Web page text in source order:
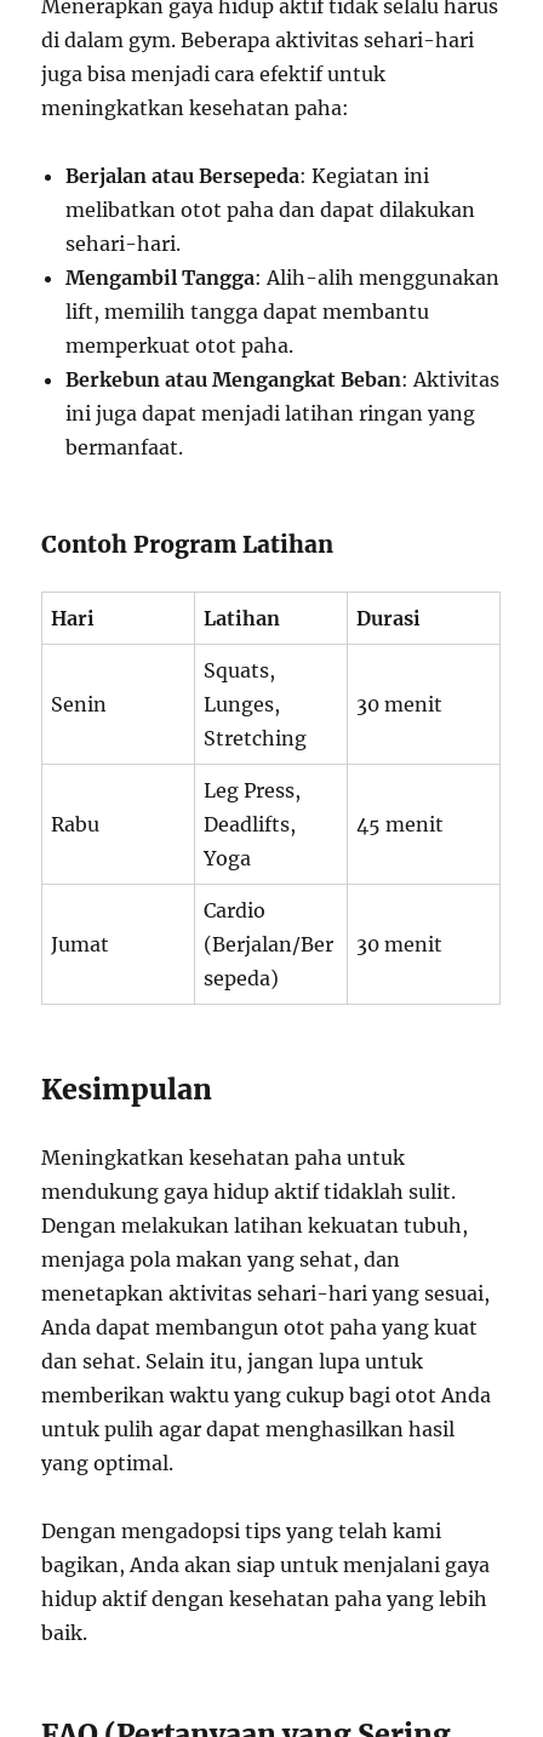
Menerapkan gaya hidup aktif tidak selalu harus
di dalam gym. Beberapa aktivitas sehari-hari
juga bisa menjadi cara efektif untuk
meningkatkan kesehatan paha:
Berjalan atau Bersepeda: Kegiatan ini
melibatkan otot paha dan dapat dilakukan
sehari-hari.
Mengambil Tangga: Alih-alih menggunakan
lift, memilih tangga dapat membantu
memperkuat otot paha.
Berkebun atau Mengangkat Beban: Aktivitas
ini juga dapat menjadi latihan ringan yang
bermanfaat.
Contoh Program Latihan
Hari Latihan Durasi
Senin
Squats,
Lunges,
Stretching
30 menit
Rabu
Leg Press,
Deadlifts,
Yoga
45 menit
Jumat
Cardio
(Berjalan/Ber
sepeda)
30 menit
Kesimpulan
Meningkatkan kesehatan paha untuk
mendukung gaya hidup aktif tidaklah sulit.
Dengan melakukan latihan kekuatan tubuh,
menjaga pola makan yang sehat, dan
menetapkan aktivitas sehari-hari yang sesuai,
Anda dapat membangun otot paha yang kuat
dan sehat. Selain itu, jangan lupa untuk
memberikan waktu yang cukup bagi otot Anda
untuk pulih agar dapat menghasilkan hasil
yang optimal.
Dengan mengadopsi tips yang telah kami
bagikan, Anda akan siap untuk menjalani gaya
hidup aktif dengan kesehatan paha yang lebih
baik.